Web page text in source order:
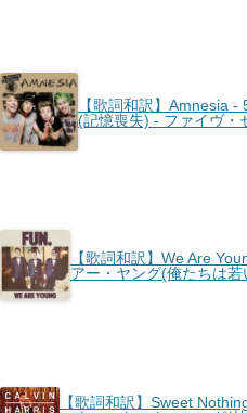
【歌詞和訳】Amnesia
(記憶喪失) - ファイヴ・
【歌詞和訳】We Are
アー・ヤング(俺たちは
【歌詞和訳】Sweet